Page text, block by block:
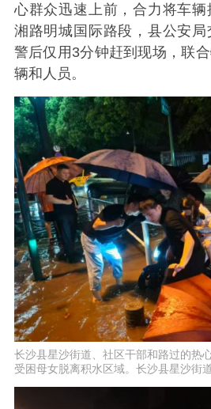
心群众迅速上前，合力将车
湘路明城国际路段，县公安
警后仅用3分钟赶到现场，联
辆和人员。
长沙县星沙街道、社区干部和路过的热
受困母女脱离积水区域。长沙县星沙街